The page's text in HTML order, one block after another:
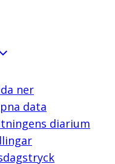
ner
data
diarium